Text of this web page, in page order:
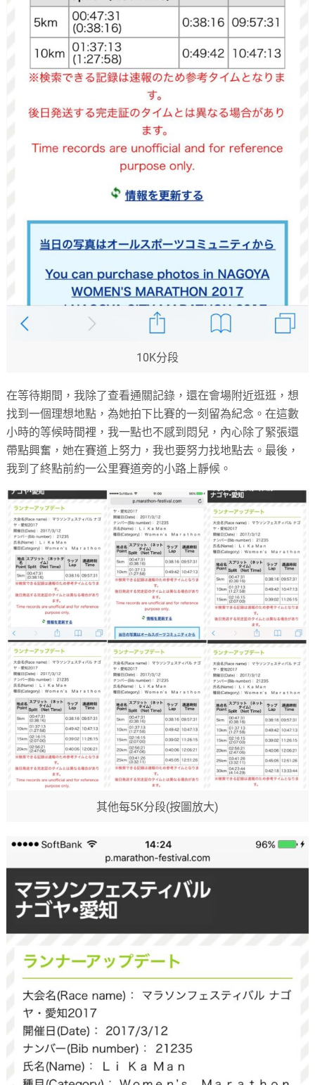
10K分段
在等待期間，我除了查看通關記錄，還在會場附近逛逛，想
找到一個理想地點，為她拍下比賽的一刻留為紀念。在這數
小時的等候時間裡，我一點也不感到悶兒，內心除了緊張還
帶點興奮，她在賽道上努力，我也要努力找地點去。最後，
我到了終點前約一公里賽道旁的小路上靜候。
其他每5K分段(按圖放大)